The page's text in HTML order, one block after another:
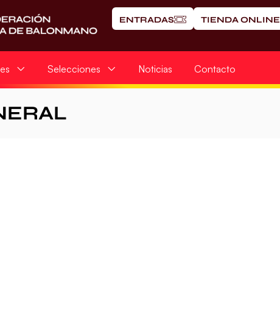
ENTRADAS TIENDA ONLINE
Selecciones Noticias Contacto